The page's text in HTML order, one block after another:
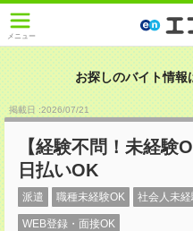
メニュー
お探しのバイト情報
掲載日 :2026/07/21
【経験不問！未経験
日払いOK
派遣 職種未経験OK 社会人未
WEB登録・面接OK